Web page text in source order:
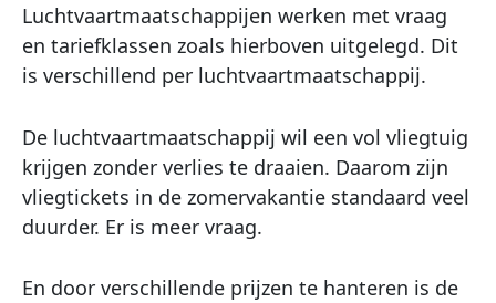
Luchtvaartmaatschappijen werken met vraag
en tariefklassen zoals hierboven uitgelegd. Dit
is verschillend per luchtvaartmaatschappij.
De luchtvaartmaatschappij wil een vol vliegtuig
krijgen zonder verlies te draaien. Daarom zijn
vliegtickets in de zomervakantie standaard veel
duurder. Er is meer vraag.
En door verschillende prijzen te hanteren is de